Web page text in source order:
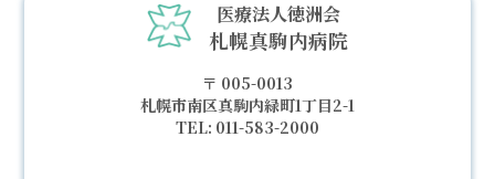
医療法人徳洲会
札幌真駒内病院
005-0013
札幌市南区真駒内緑町1丁目2-1
011-583-2000